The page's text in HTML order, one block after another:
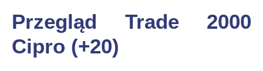
Przegląd Trade 2000
Cipro (+20)